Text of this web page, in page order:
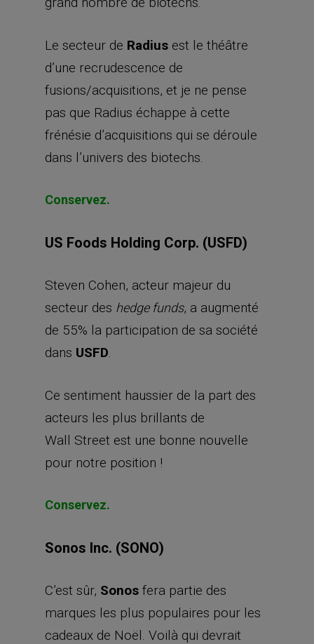
Le secteur de Radius est le théâtre
d’une recrudescence de
fusions/acquisitions, et je ne pense
pas que Radius échappe à cette
frénésie d’acquisitions qui se déroule
dans l’univers des biotechs.
Conservez.
US Foods Holding Corp. (USFD)
Steven Cohen, acteur majeur du
secteur des hedge funds, a augmenté
de 55% la participation de sa société
dans USFD.
Ce sentiment haussier de la part des
acteurs les plus brillants de
Wall Street est une bonne nouvelle
pour notre position !
Conservez.
Sonos Inc. (SONO)
C’est sûr, Sonos fera partie des
marques les plus populaires pour les
cadeaux de Noël. Voilà qui devrait